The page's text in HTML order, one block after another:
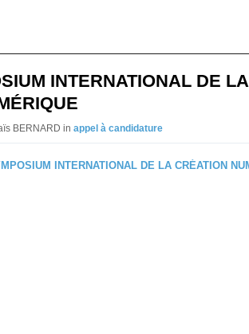
INTERNATIONAL DE LA
BERNARD in appel à candidature